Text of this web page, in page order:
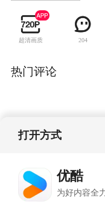
异
见
间
超清画质 204
热门评论
打开方式
优酷
为好内容全